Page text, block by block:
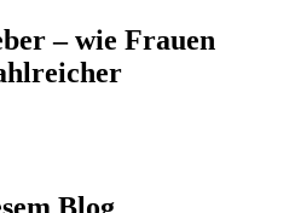
– wie Frauen